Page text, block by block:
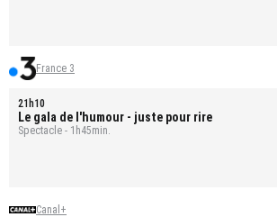
France 3
21h10
Le gala de l'humour - juste pour rire
Spectacle - 1h45min.
Canal+